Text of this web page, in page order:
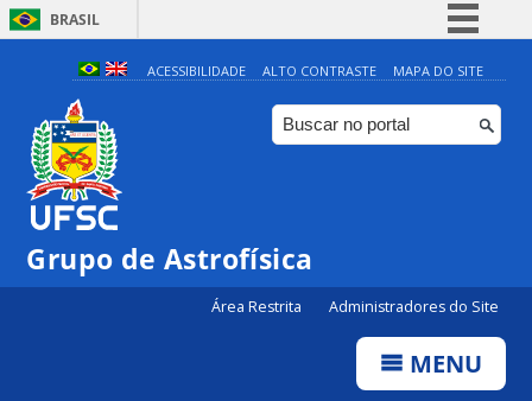
BRASIL
Simplifique!
Comunica BR
Participe
ACESSIBILIDADE ALTO CONTRASTE MAPA DO SITE
Grupo de Astrofísica
Área Restrita Administradores do Site
MENU